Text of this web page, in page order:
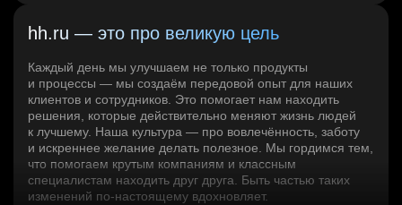
hh.ru — это про великую цель
Каждый день мы улучшаем не только продукты
и процессы — мы создаём передовой опыт для наших
клиентов и сотрудников. Это помогает нам находить
решения, которые действительно меняют жизнь людей
к лучшему. Наша культура — про вовлечённость, заботу
и искреннее желание делать полезное. Мы гордимся тем,
что помогаем крутым компаниям и классным
специалистам находить друг друга. Быть частью таких
изменений по‑настоящему вдохновляет.